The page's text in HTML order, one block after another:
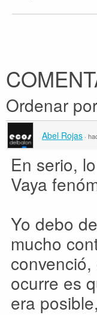
Ordenar
Abel Rojas ·
En serio,
Vaya
Yo debo
mucho
ocurre es
era